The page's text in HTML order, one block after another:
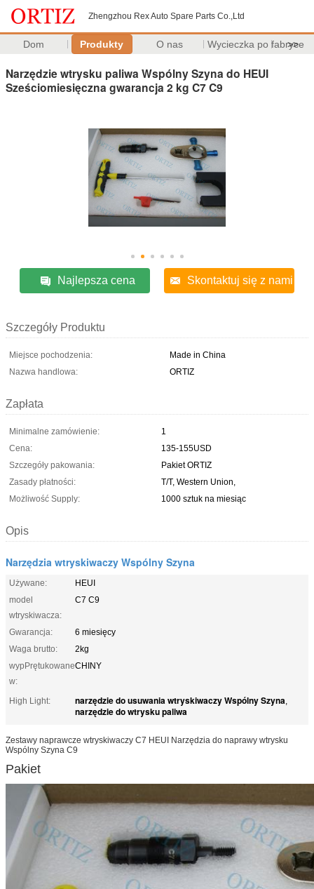
Zhengzhou Rex Auto Spare Parts Co.,Ltd
Dom Produkty O nas Wycieczka po fabryce
>>
Narzędzie wtrysku paliwa Wspólny Szyna do HEUI
Sześciomiesięczna gwarancja 2 kg C7 C9
Najlepsza cena Skontaktuj się z nami
Szczegóły Produktu
Miejsce pochodzenia:
Made in China
Nazwa handlowa:
ORTIZ
Zapłata
Minimalne zamówienie:
1
Cena:
135-155USD
Szczegóły pakowania:
Pakiet ORTIZ
Zasady płatności:
T/T, Western Union,
Możliwość Supply:
1000 sztuk na miesiąc
Opis
Narzędzia wtryskiwaczy Wspólny Szyna
Używane:
HEUI
model
wtryskiwacza:
C7 C9
Gwarancja:
6 miesięcy
Waga brutto:
2kg
wypPrętukowane
w:
CHINY
High Light: narzędzie do usuwania wtryskiwaczy Wspólny Szyna,
narzędzie do wtrysku paliwa
Zestawy naprawcze wtryskiwaczy C7 HEUI Narzędzia do naprawy wtrysku
Wspólny Szyna C9
Pakiet